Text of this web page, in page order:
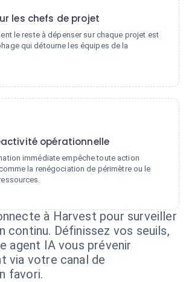
les chefs de projet
le reste à dépenser sur chaque projet est
qui détourne les équipes de la
opérationnelle
immédiate empêche toute action
la renégociation de périmètre ou le
à Harvest pour surveiller
continu. Définissez vos seuils,
agent IA vous prévenir
via votre canal de
favori.